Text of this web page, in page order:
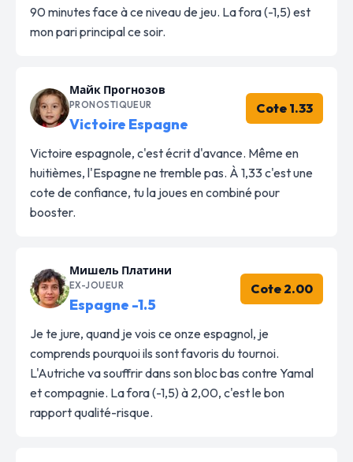
90 minutes face à ce niveau de jeu. La fora (-1,5) est
mon pari principal ce soir.
Майк Прогнозов
PRONOSTIQUEUR
Victoire Espagne
Cote 1.33
Victoire espagnole, c'est écrit d'avance. Même en
huitièmes, l'Espagne ne tremble pas. À 1,33 c'est une
cote de confiance, tu la joues en combiné pour
booster.
Мишель Платини
EX-JOUEUR
Espagne -1.5
Cote 2.00
Je te jure, quand je vois ce onze espagnol, je
comprends pourquoi ils sont favoris du tournoi.
L'Autriche va souffrir dans son bloc bas contre Yamal
et compagnie. La fora (-1,5) à 2,00, c'est le bon
rapport qualité-risque.